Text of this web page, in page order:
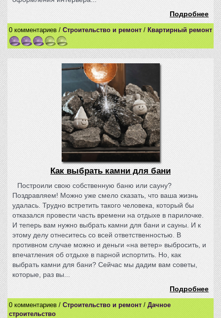
Подробнее
0 комментариев / Строительство и ремонт / Квартирный ремонт
Как выбрать камни для бани
Построили свою собственную баню или сауну?
Поздравляем! Можно уже смело сказать, что ваша жизнь
удалась. Трудно встретить такого человека, который бы
отказался провести часть времени на отдыхе в парилочке.
И теперь вам нужно выбрать камни для бани и сауны. И к
этому делу отнеситесь со всей ответственностью. В
противном случае можно и деньги «на ветер» выбросить, и
впечатления об отдыхе в парной испортить. Но, как
выбрать камни для бани? Сейчас мы дадим вам советы,
которые, раз вы...
Подробнее
0 комментариев / Строительство и ремонт / Дачное
строительство